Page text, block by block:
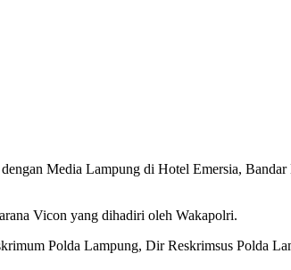
Media Lampung di Hotel Emersia,
Vicon yang dihadiri oleh Wakapolri.
Polda Lampung, Dir Reskrimsus Polda